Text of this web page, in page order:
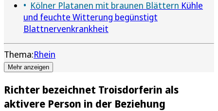
Kölner Platanen mit braunen Blättern Kühle
und feuchte Witterung begünstigt
Blattnervenkrankheit
Thema:Rhein
Mehr anzeigen
Richter bezeichnet Troisdorferin als
aktivere Person in der Beziehung